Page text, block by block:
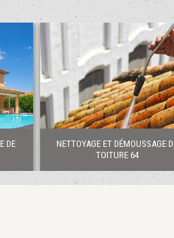
DE
NETTOYAGE ET DÉMOUSSAGE
TOITURE 64